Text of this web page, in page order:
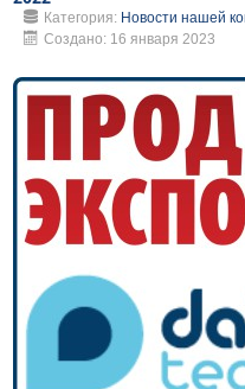
Категория: Новости нашей
Создано: 16 января 2023